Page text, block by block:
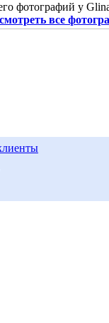
фотографий у
все